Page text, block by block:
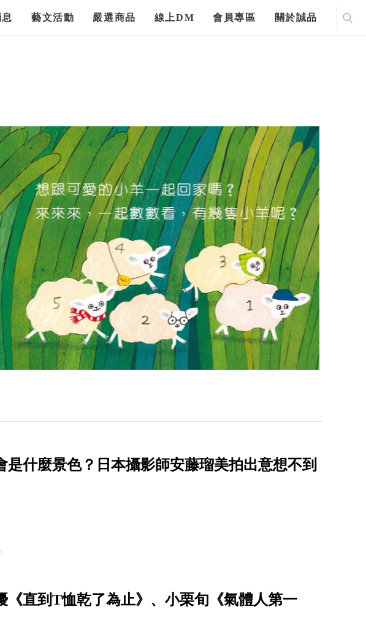
藝文活動 嚴選商品 線上DM 會員專區 關於誠品
什麼景色？日本攝影師安藤瑠美拍出意想不到
《直到T恤乾了為止》、小栗旬《氣體人第一